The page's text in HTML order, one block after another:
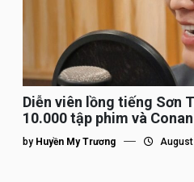
Diễn viên lồng tiếng Sơn
10.000 tập phim và
nhất”
by Huyền My Trương August